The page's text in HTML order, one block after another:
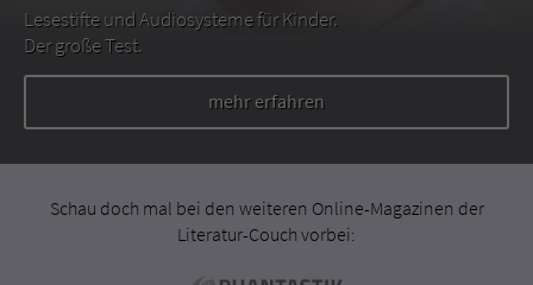
Lesestifte und Audiosysteme für Kinder.
Der große Test.
mehr erfahren
Schau doch mal bei den weiteren Online-Magazinen der
Literatur-Couch vorbei: